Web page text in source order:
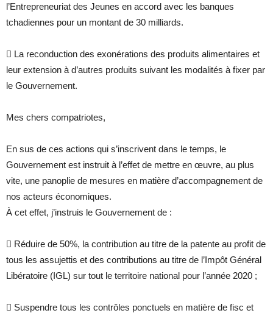
l’Entrepreneuriat des Jeunes en accord avec les banques
tchadiennes pour un montant de 30 milliards.
 La reconduction des exonérations des produits alimentaires et
leur extension à d’autres produits suivant les modalités à fixer par
le Gouvernement.
Mes chers compatriotes,
En sus de ces actions qui s’inscrivent dans le temps, le
Gouvernement est instruit à l’effet de mettre en œuvre, au plus
vite, une panoplie de mesures en matière d’accompagnement de
nos acteurs économiques.
À cet effet, j’instruis le Gouvernement de :
 Réduire de 50%, la contribution au titre de la patente au profit de
tous les assujettis et des contributions au titre de l’Impôt Général
Libératoire (IGL) sur tout le territoire national pour l’année 2020 ;
 Suspendre tous les contrôles ponctuels en matière de fisc et